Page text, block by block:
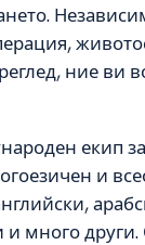
ние ви
екип
и
и много